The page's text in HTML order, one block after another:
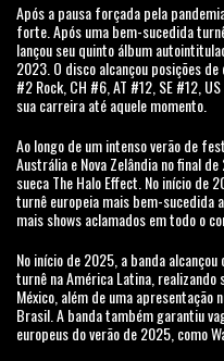
Após a pausa forçada pela
forte. Após uma bem-sucedida
lançou seu quinto álbum
2023. O disco alcançou posições
#2 Rock, CH #6, AT #12, SE #12,
sua carreira até aquele momento.
Ao longo de um intenso verão de
Austrália e Nova Zelândia no final
sueca The Halo Effect. No início de
turnê europeia mais bem-sucedida
mais shows aclamados em todo o
No início de 2025, a banda
turnê na América Latina, realizando
México, além de uma apresentação
Brasil. A banda também garantiu
europeus do verão de 2025, como